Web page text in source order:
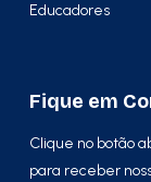
Educadores
Fique em
Clique no botão
para receber